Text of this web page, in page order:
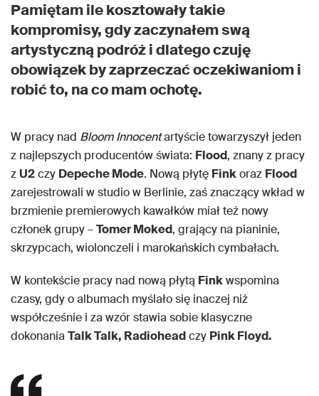
Pamiętam ile kosztowały takie
kompromisy, gdy zaczynałem swą
artystyczną podróż i dlatego czuję
obowiązek by zaprzeczać oczekiwaniom i
robić to, na co mam ochotę.
W pracy nad Bloom Innocentartyście towarzyszył jeden
z najlepszych producentów świata: Flood, znany z pracy
zU2czy Depeche Mode. Nową płytę Finkoraz Flood
zarejestrowali w studio w Berlinie, zaś znaczący wkład w
brzmienie premierowych kawałków miał też nowy
członek grupy –Tomer Moked, grający na pianinie,
skrzypcach, wiolonczeli i marokańskich cymbałach.
W kontekście pracy nad nową płytą Finkwspomina
czasy, gdy o albumach myślało się inaczej niż
współcześnie i za wzór stawia sobie klasyczne
dokonaniaTalk Talk, Radioheadczy Pink Floyd.